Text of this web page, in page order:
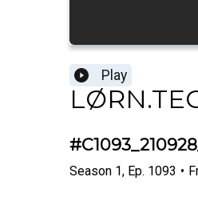
Play
Season 1, Ep. 1093 •